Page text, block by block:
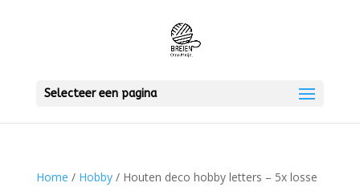
Selecteer een pagina
Home / Hobby/ Houten deco hobby letters – 5x losse